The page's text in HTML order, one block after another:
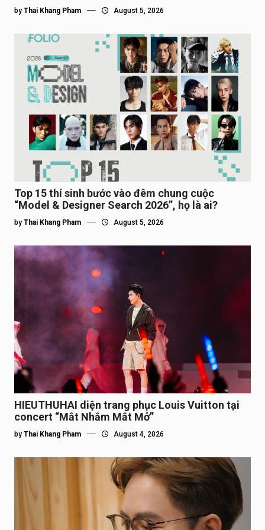
by Thai Khang Pham August 5, 2026
Top 15 thí sinh bước vào đêm chung cuộc
“Model & Designer Search 2026”, họ là ai?
by Thai Khang Pham August 5, 2026
HIEUTHUHAI diện trang phục Louis Vuitton tại
concert “Mắt Nhắm Mắt Mở”
by Thai Khang Pham August 4, 2026